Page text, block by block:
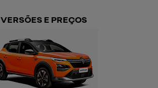
VERSÕES E PREÇOS